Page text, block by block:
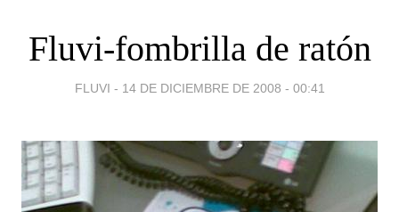
Fluvi-fombrilla de ratón
FLUVI - 14 DE DICIEMBRE DE 2008 - 00:41